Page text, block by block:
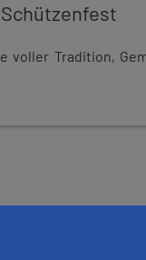
voller Tradition,